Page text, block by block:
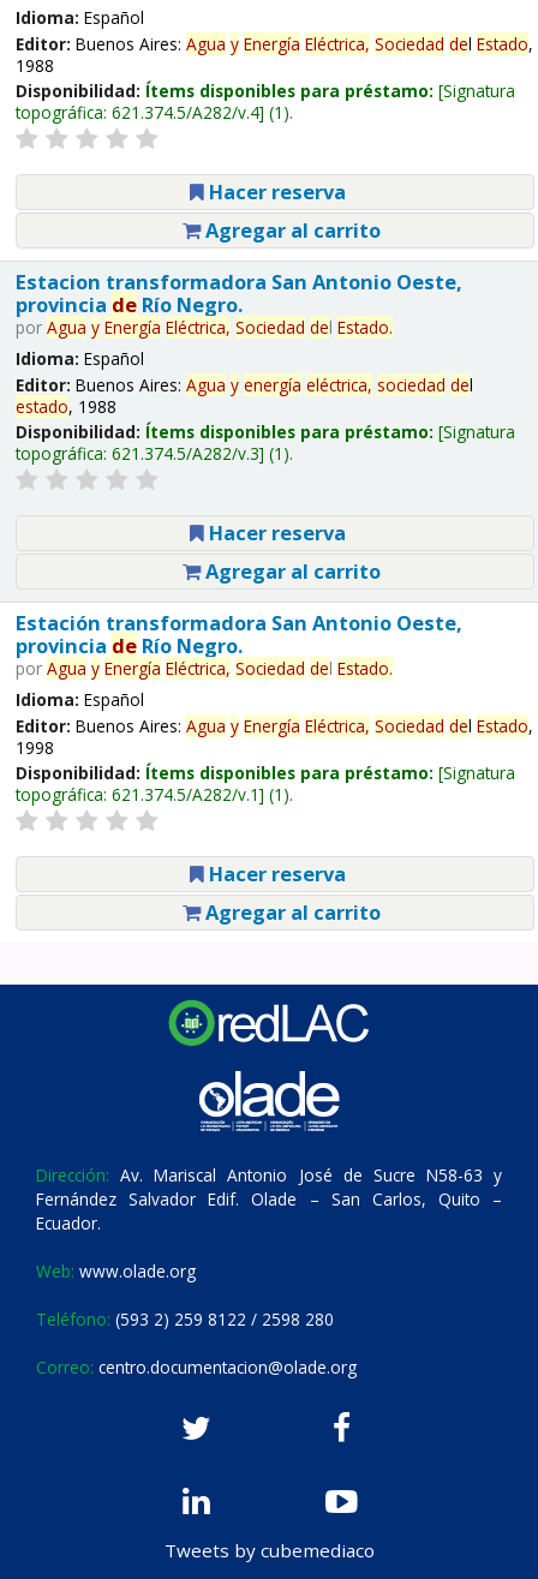
Idioma: Español
Editor: Buenos Aires: Agua y Energía Eléctrica, Sociedad del Estado,
1988
Disponibilidad: Ítems disponibles para préstamo: Signatura
topográfica: 621.374.5/A282/v.4 (1).
Hacer reserva
Agregar al carrito
Estacion transformadora San Antonio Oeste,
provincia deRío Negro.
por Agua y Energía Eléctrica, Sociedad del Estado.
Idioma: Español
Editor: Buenos Aires: Agua y energía eléctrica, sociedad del
estado, 1988
Disponibilidad: Ítems disponibles para préstamo: Signatura
topográfica: 621.374.5/A282/v.3 (1).
Hacer reserva
Agregar al carrito
Estación transformadora San Antonio Oeste,
provincia deRío Negro.
por Agua y Energía Eléctrica, Sociedad del Estado.
Idioma: Español
Editor: Buenos Aires: Agua y Energía Eléctrica, Sociedad del Estado,
1998
Disponibilidad: Ítems disponibles para préstamo: Signatura
topográfica: 621.374.5/A282/v.1 (1).
Hacer reserva
Agregar al carrito
Dirección: Av. Mariscal Antonio José de Sucre N58-63 y
Fernández Salvador Edif. Olade – San Carlos, Quito –
Ecuador.
Web: www.olade.org
Teléfono: (593 2) 259 8122 / 2598 280
Correo: centro.documentacion@olade.org
Tweets by cubemediaco